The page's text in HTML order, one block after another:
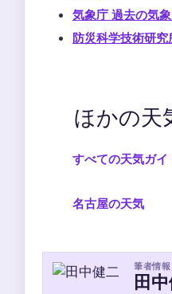
気象庁 過去の気
防災科学技術研究
ほかの天
すべての天気ガイ
名古屋の天気
筆者情報
田